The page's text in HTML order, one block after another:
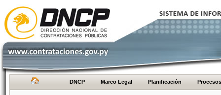
DNCP Marco Legal Planificación Procesos